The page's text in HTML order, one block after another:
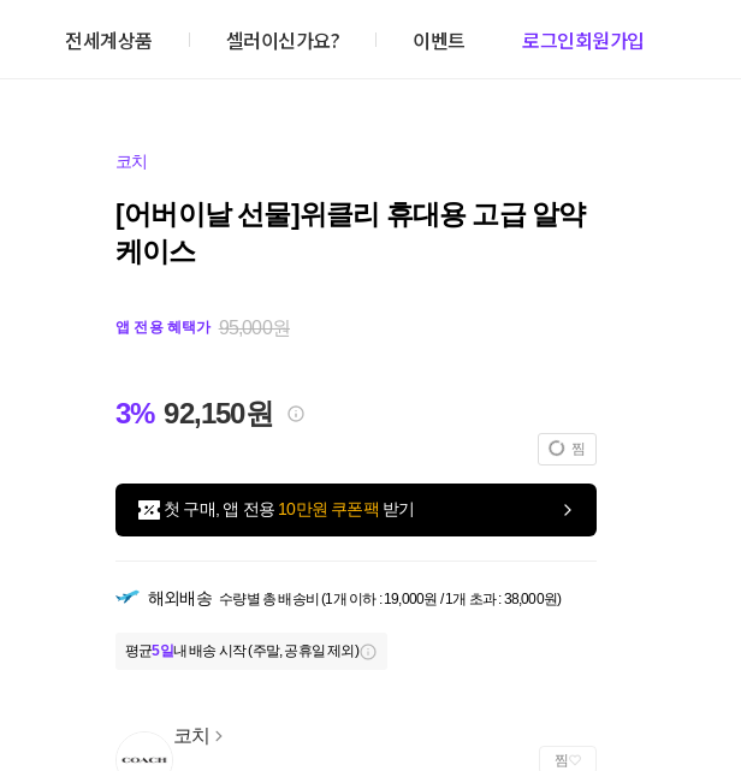
전세계상품 셀러이신가요? 이벤트 로그인회원가입
코치
[어버이날 선물]위클리 휴대용 고급 알약
케이스
앱 전용 혜택가 95,000원
3% 92,150원
찜
첫 구매, 앱 전용 10만원 쿠폰팩 받기
해외배송 수량별 총 배송비 (1개 이하 : 19,000원 / 1개 초과 : 38,000원)
평균5일내 배송 시작 (주말, 공휴일 제외)
코치
찜